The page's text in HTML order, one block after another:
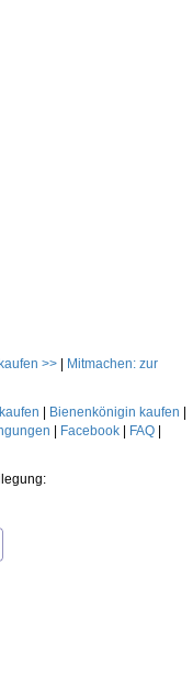
>>
Mitmachen: zur
Bienenkönigin kaufen
Facebook FAQ